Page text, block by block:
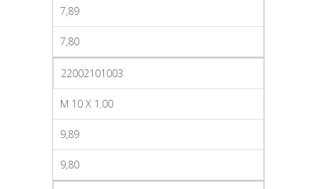
7,89
7,80
22002101003
M 10 X 1.00
9,89
9,80